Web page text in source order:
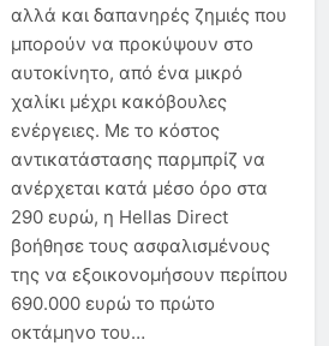
Νέα Εγκύκλιος 2026: Τι Πρέπει
να Γνωρίζει Κάθε
Ασφαλιστικός Πράκτορας
6 Μήνες Ago
Ασφάλεια Υγείας: Κόστος,
Αντιλήψεις και Προκλήσεις
στην Ελλάδα
6 Μήνες Ago
Ασφάλιση Μεταφερόμενων
Εμπορευμάτων: Η Στρατηγική
Ασπίδα Κάθε Μεταφορικής
Επιχείρησης
6 Μήνες Ago
αλλά και δαπανηρές ζημιές που
μπορούν να προκύψουν στο
αυτοκίνητο, από ένα μικρό
χαλίκι μέχρι κακόβουλες
ενέργειες. Με το κόστος
αντικατάστασης παρμπρίζ να
ανέρχεται κατά μέσο όρο στα
290 ευρώ, η Hellas Direct
βοήθησε τους ασφαλισμένους
της να εξοικονομήσουν περίπου
690.000 ευρώ το πρώτο
οκτάμηνο του…